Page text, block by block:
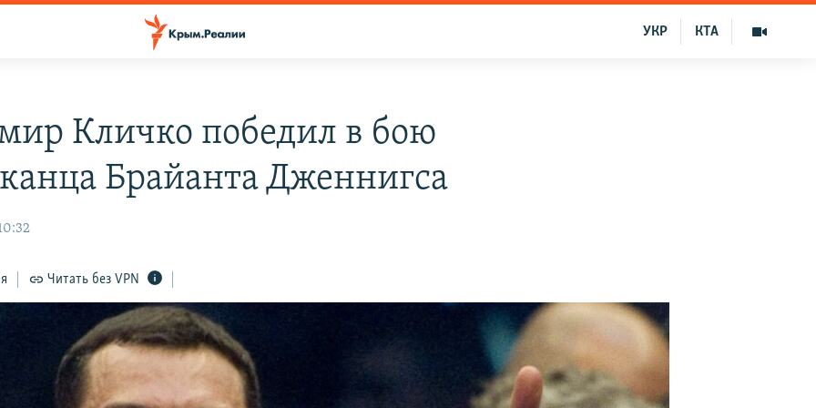
КТА
УКР
Кличко победил в бою
Брайанта Дженнигса
Читать без VPN